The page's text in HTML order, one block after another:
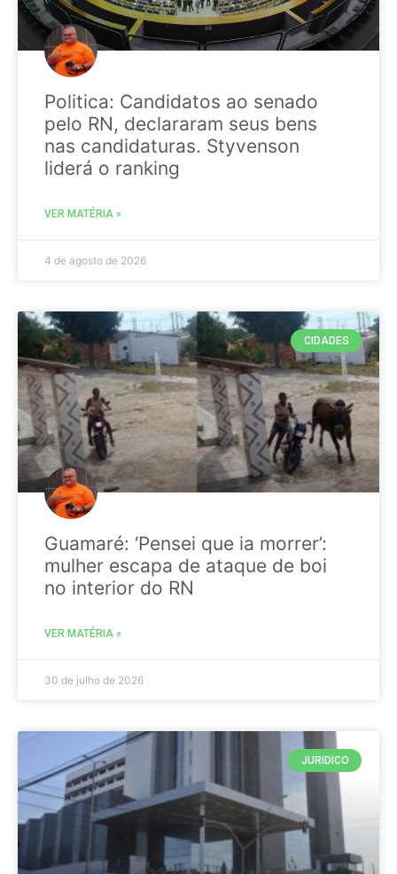
Politica: Candidatos ao senado
pelo RN, declararam seus bens
nas candidaturas. Styvenson
liderá o ranking
VER MATÉRIA »
4 de agosto de 2026
CIDADES
Guamaré: ‘Pensei que ia morrer’:
mulher escapa de ataque de boi
no interior do RN
VER MATÉRIA »
30 de julho de 2026
JURIDICO